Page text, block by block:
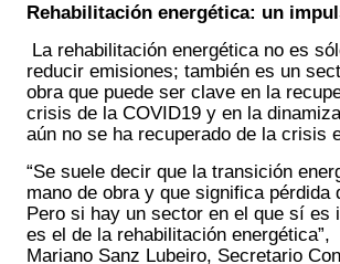
Rehabilitación energética: un
La rehabilitación energética no es
reducir emisiones; también es un
obra que puede ser clave en la
crisis de la COVID19 y en la
aún no se ha recuperado de la crisis
“Se suele decir que la transición
mano de obra y que significa pérdida
Pero si hay un sector en el que sí es
es el de la rehabilitación energética”,
Mariano Sanz Lubeiro, Secretario